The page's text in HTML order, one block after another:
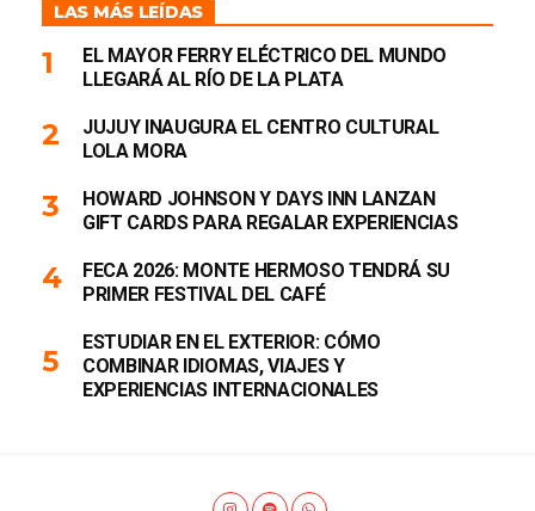
LAS MÁS LEÍDAS
EL MAYOR FERRY ELÉCTRICO DEL MUNDO
LLEGARÁ AL RÍO DE LA PLATA
JUJUY INAUGURA EL CENTRO CULTURAL
LOLA MORA
HOWARD JOHNSON Y DAYS INN LANZAN
GIFT CARDS PARA REGALAR EXPERIENCIAS
FECA 2026: MONTE HERMOSO TENDRÁ SU
PRIMER FESTIVAL DEL CAFÉ
ESTUDIAR EN EL EXTERIOR: CÓMO
COMBINAR IDIOMAS, VIAJES Y
EXPERIENCIAS INTERNACIONALES